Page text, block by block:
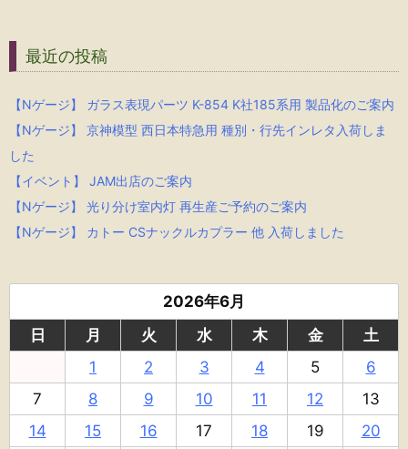
最近の投稿
【Nゲージ】 ガラス表現パーツ K-854 K社185系用 製品化のご案内
【Nゲージ】 京神模型 西日本特急用 種別・行先インレタ入荷しま
した
【イベント】 JAM出店のご案内
【Nゲージ】 光り分け室内灯 再生産ご予約のご案内
【Nゲージ】 カトー CSナックルカプラー 他 入荷しました
2026年6月
日
月 火 水 木 金
土
1
2 3 4 5
6
7
8 9 10 11 12
13
14
15 16 17 18 19
20